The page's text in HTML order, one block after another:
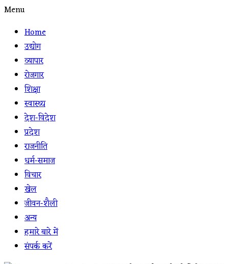
Menu
Home
उद्योग
व्यापार
रोजगार
शिक्षा
स्वास्थ्य
देश-विदेश
प्रदेश
राजनीति
धर्म-समाज
विचार
खेल
जीवन-शैली
अन्य
हमारे बारे में
संपर्क करें